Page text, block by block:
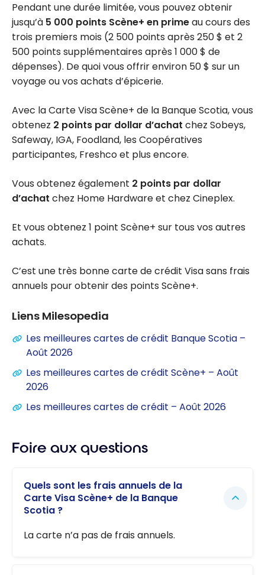
Pendant une durée limitée, vous pouvez obtenir
jusqu’à 5 000 points Scène+ en primeau cours des
trois premiers mois (2 500 points après 250 $ et 2
500 points supplémentaires après 1 000 $ de
dépenses). De quoi vous offrir environ 50 $ sur un
voyage ou vos achats d’épicerie.
Avec la Carte Visa Scène+ de la Banque Scotia, vous
obtenez 2 points par dollar d’achat chez Sobeys,
Safeway, IGA, Foodland, les Coopératives
participantes, Freshco et plus encore.
Vous obtenez également 2 points par dollar
d’achat chez Home Hardware et chez Cineplex.
Et vous obtenez 1 point Scène+ sur tous vos autres
achats.
C’est une très bonne carte de crédit Visa sans frais
annuels pour obtenir des points Scène+.
Liens Milesopedia
Les meilleures cartes de crédit Banque Scotia –
Août 2026
Les meilleures cartes de crédit Scène+ – Août
2026
Les meilleures cartes de crédit – Août 2026
Foire aux questions
Quels sont les frais annuels de la
Carte Visa Scène+ de la Banque
Scotia ?
La carte n’a pas de frais annuels.